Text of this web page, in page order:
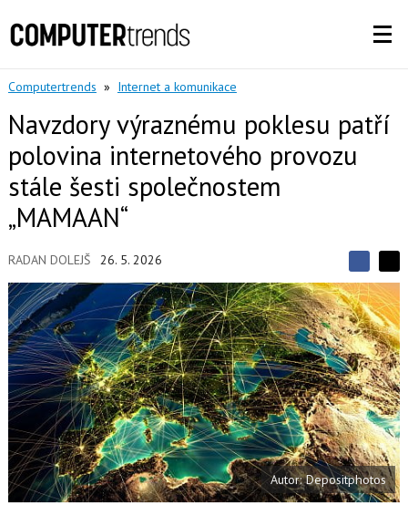
Computertrends » Internet a komunikace
Navzdory výraznému poklesu patří
polovina internetového provozu
stále šesti společnostem
„MAMAAN“
RADAN DOLEJŠ 26. 5. 2026
S
d
í
l
e
t
S
d
í
l
e
j
t
e
n
a
F
a
c
e
b
o
o
k
d
í
l
e
j
t
e
n
a
s
í
t
i
X
Autor: Depositphotos